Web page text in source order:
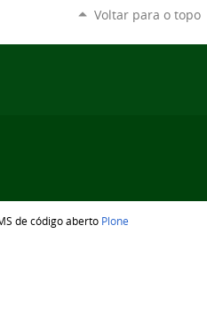
Voltar para o topo
de código aberto Plone